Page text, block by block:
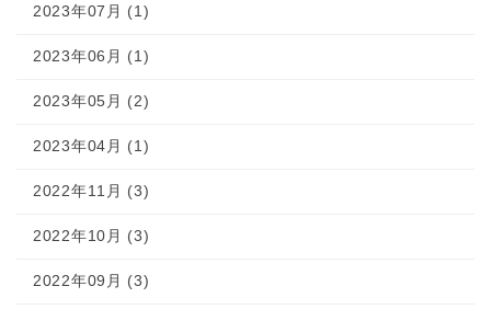
2023年07月 (1)
2023年06月 (1)
2023年05月 (2)
2023年04月 (1)
2022年11月 (3)
2022年10月 (3)
2022年09月 (3)